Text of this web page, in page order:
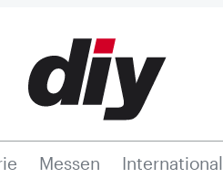
Messen International